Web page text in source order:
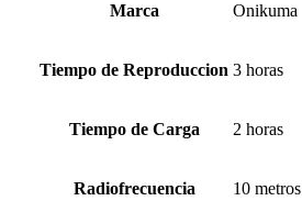
Marca Onikuma
Tiempo de Reproduccion 3 horas
Tiempo de Carga 2 horas
Radiofrecuencia 10 metros